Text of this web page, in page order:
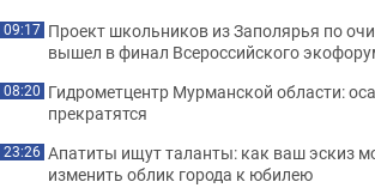
09:17 Проект школьников из Заполярья по
вышел в финал Всероссийского
08:20 Гидрометцентр Мурманской области:
прекратятся
23:26 Апатиты ищут таланты: как ваш эскиз
изменить облик города к юбилею